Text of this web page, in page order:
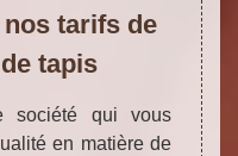
nos tarifs de
tapis
société qui vous
en matière de